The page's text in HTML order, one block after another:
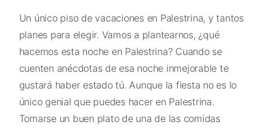
Un único piso de vacaciones en Palestrina, y tantos
planes para elegir. Vamos a plantearnos, ¿qué
hacemos esta noche en Palestrina? Cuando se
cuenten anécdotas de esa noche inmejorable te
gustará haber estado tú. Aunque la fiesta no es lo
único genial que puedes hacer en Palestrina.
Tomarse un buen plato de una de las comidas